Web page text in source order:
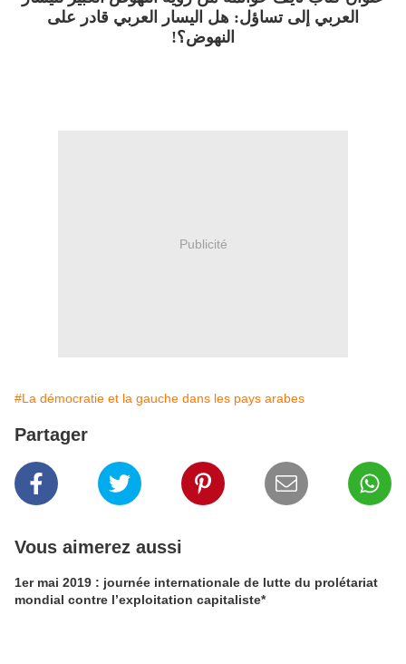
العربي إلى تساؤل: هل اليسار العربي قادر على
النهوض؟!
Publicité
#La démocratie et la gauche dans les pays arabes
Partager
Vous aimerez aussi
1er mai 2019 : journée internationale de lutte du prolétariat
mondial contre l’exploitation capitaliste*